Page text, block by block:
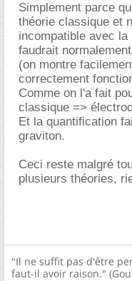
Simplement parce
théorie classique et
incompatible avec la
faudrait
(on montre
correctement
Comme on l'a fait
classique =>
Et la quantification
graviton.
Ceci reste malgré
plusieurs théories,
"Il ne suffit pas d'être
faut-il avoir raison."